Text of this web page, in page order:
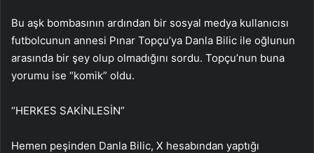
Bu aşk bombasının ardından bir sosyal medya kullanıcısı
futbolcunun annesi Pınar Topçu’ya Danla Bilic ile oğlunun
arasında bir şey olup olmadığını sordu. Topçu’nun buna
yorumu ise “komik” oldu.
“HERKES SAKİNLESİN”
Hemen peşinden Danla Bilic, X hesabından yaptığı